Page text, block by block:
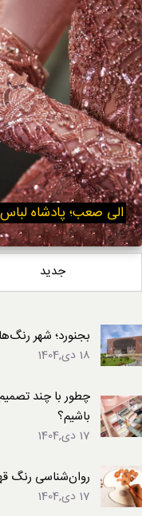
الی صعب؛ پادشاه لباس
جدید
بجنورد؛ شهر
18 دی,1404
چطور با چند
باشیم؟
17 دی,1404
روان‌شناسی رنگ
17 دی,1404